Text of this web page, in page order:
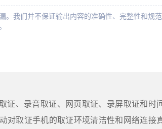
。我们并不保证输出内容的准确性、完整性和规范
证、录音取证、网页取证、录屏取证和时
对取证手机的取证环境清洁性和网络连接